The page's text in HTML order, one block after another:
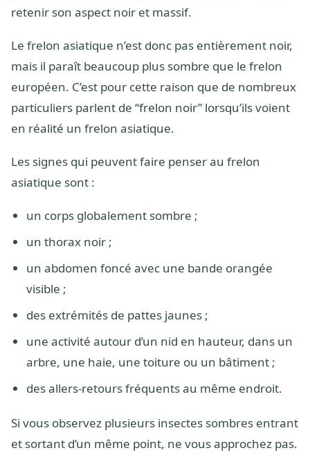
retenir son aspect noir et massif.
Le frelon asiatique n’est donc pas entièrement noir,
mais il paraît beaucoup plus sombre que le frelon
européen. C’est pour cette raison que de nombreux
particuliers parlent de “frelon noir” lorsqu’ils voient
en réalité un frelon asiatique.
Les signes qui peuvent faire penser au frelon
asiatique sont :
un corps globalement sombre ;
un thorax noir ;
un abdomen foncé avec une bande orangée
visible ;
des extrémités de pattes jaunes ;
une activité autour d’un nid en hauteur, dans un
arbre, une haie, une toiture ou un bâtiment ;
des allers-retours fréquents au même endroit.
Si vous observez plusieurs insectes sombres entrant
et sortant d’un même point, ne vous approchez pas.